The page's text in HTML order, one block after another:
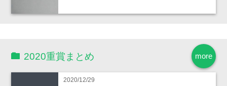
more
2020重賞まとめ
2020/12/29